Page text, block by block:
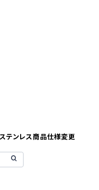
ステンレス商品仕様変更